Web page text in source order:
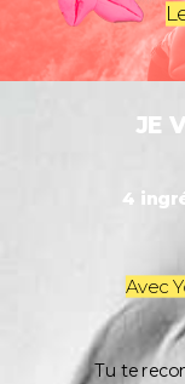
JE
Avec
4
Tu te